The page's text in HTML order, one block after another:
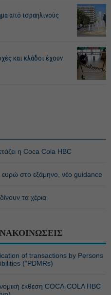
από ισραηλινούς
και κλάδοι έχουν
η Coca Cola HBC
στο εξάμηνο, νέο guidance
τα χέρια
of transactions by Persons
(“PDMRs)
έκθεση COCA-COLA HBC